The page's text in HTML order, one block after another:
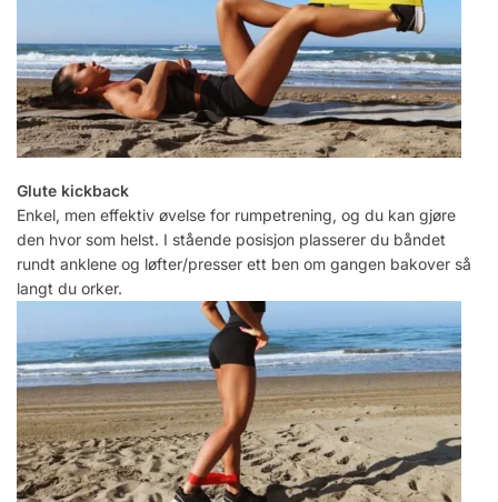
Glute kickback
Enkel, men effektiv øvelse for rumpetrening, og du kan gjøre
den hvor som helst. I stående posisjon plasserer du båndet
rundt anklene og løfter/presser ett ben om gangen bakover så
langt du orker.